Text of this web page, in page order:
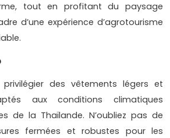
tout en profitant du paysage
d’une expérience d’agrotourisme
des vêtements légers et
aux conditions climatiques
de la Thaïlande. N’oubliez pas de
fermées et robustes pour les